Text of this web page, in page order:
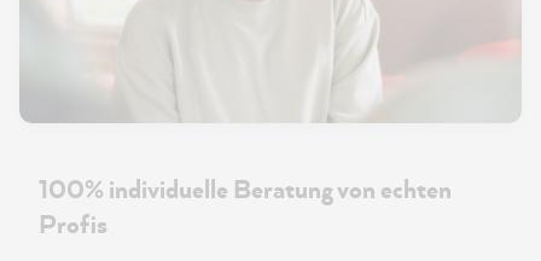
100% individuelle Beratung von echten
Profis